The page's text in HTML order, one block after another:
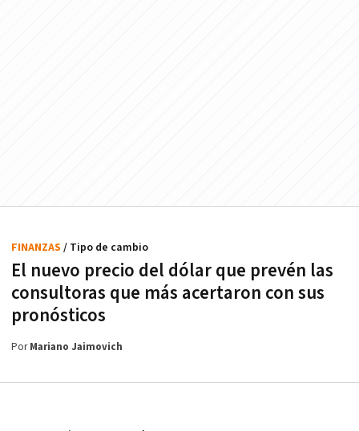
El nuevo precio del dólar que prevén las
consultoras que más acertaron con sus
pronósticos
FINANZAS / Tipo de cambio
PorMariano Jaimovich